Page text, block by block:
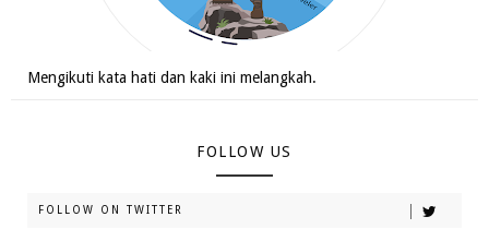
Mengikuti kata hati dan kaki ini melangkah.
FOLLOW US
FOLLOW ON TWITTER